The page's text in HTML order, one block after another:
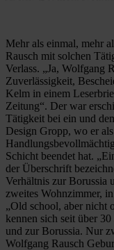
Mehr als einmal, mehr
Rausch mit solchen
Verlass. „Ja, Wolfgang
Zuverlässigkeit,
Kelm in einem
Zeitung“. Der war
Tätigkeit bei ein und
Design Gropp, wo er
Schicht beendet hat.
der Überschrift
Verhältnis zur Borussia
zweites Wohnzimmer,
„Old school, aber nicht
kennen sich seit über
und zur Borussia. Nur
Wolfgang Rausch